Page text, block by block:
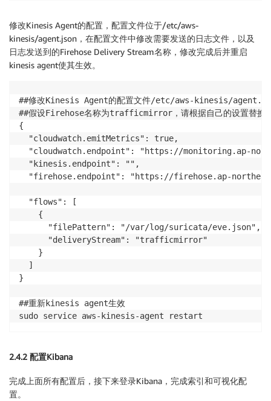
        }
    ]
}
修改Kinesis Agent的配置，配置文件位于/etc/aws-
kinesis/agent.json，在配置文件中修改需要发送的日志文件，以及
日志发送到的Firehose Delivery Stream名称，修改完成后并重启
kinesis agent使其生效。
##修改Kinesis Agent的配置文件/etc/aws-kinesis/
##假设Firehose名称为trafficmirror，请根据自己的设置替
{
  "cloudwatch.emitMetrics": true,
"cloudwatch.endpoint": "https://monitoring.ap-
  "kinesis.endpoint": "",
"firehose.endpoint": "https://firehose.ap-
  "flows": [
    {
      "filePattern": "/var/log/suricata/eve.json",
      "deliveryStream": "trafficmirror"
    }
  ]
}
##重新kinesis agent生效
sudo service aws-kinesis-agent restart
2.4.2 配置Kibana
完成上面所有配置后，接下来登录Kibana，完成索引和可视化配
置。